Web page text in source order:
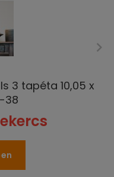
3 tapéta 10,05 x
38